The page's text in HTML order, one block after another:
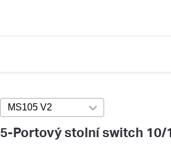
MS105 V2 Press enter to open version
5-Portový stolní switch 10/